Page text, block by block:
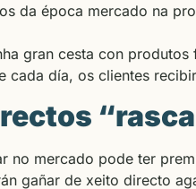
da época mercado na
gran cesta con
cada día, os clientes
no mercado pode ter
gañar de xeito directo